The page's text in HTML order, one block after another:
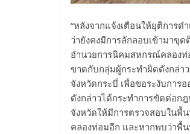
“หลังจากแจ้งเตือนให้ยุติการ
ว่ายังคงมีการลักลอบเข้ามาขุ
อำนวยการนิคมสหกรณ์คลองท่
ขาดกับกลุ่มผู้กระทำผิดดังกล่า
จังหวัดกระบี่ เพื่อขอระงับการ
ดังกล่าวได้กระทำการขัดต่อก
จังหวัดให้มีการตรวจสอบในพื้
คลองท่อมอีก และหากพบว่าพื้